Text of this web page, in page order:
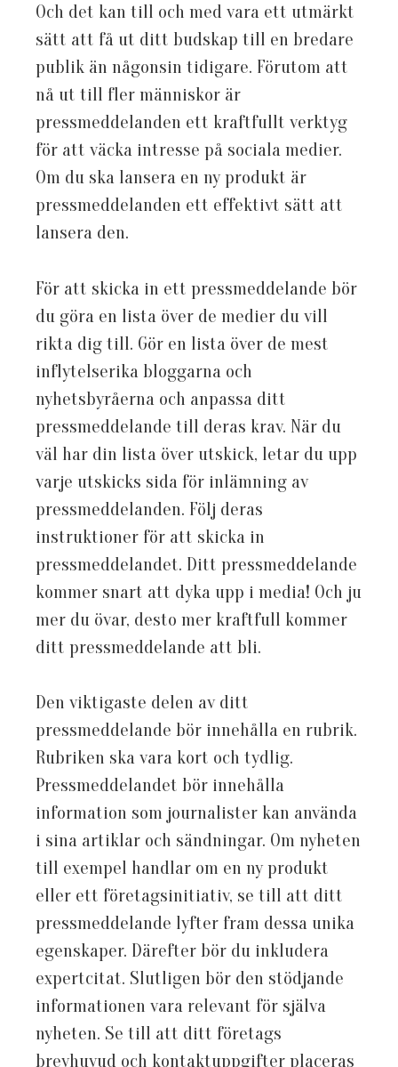
Och det kan till och med vara ett utmärkt
sätt att få ut ditt budskap till en bredare
publik än någonsin tidigare. Förutom att
nå ut till fler människor är
pressmeddelanden ett kraftfullt verktyg
för att väcka intresse på sociala medier.
Om du ska lansera en ny produkt är
pressmeddelanden ett effektivt sätt att
lansera den.
För att skicka in ett pressmeddelande bör
du göra en lista över de medier du vill
rikta dig till. Gör en lista över de mest
inflytelserika bloggarna och
nyhetsbyråerna och anpassa ditt
pressmeddelande till deras krav. När du
väl har din lista över utskick, letar du upp
varje utskicks sida för inlämning av
pressmeddelanden. Följ deras
instruktioner för att skicka in
pressmeddelandet. Ditt pressmeddelande
kommer snart att dyka upp i media! Och ju
mer du övar, desto mer kraftfull kommer
ditt pressmeddelande att bli.
Den viktigaste delen av ditt
pressmeddelande bör innehålla en rubrik.
Rubriken ska vara kort och tydlig.
Pressmeddelandet bör innehålla
information som journalister kan använda
i sina artiklar och sändningar. Om nyheten
till exempel handlar om en ny produkt
eller ett företagsinitiativ, se till att ditt
pressmeddelande lyfter fram dessa unika
egenskaper. Därefter bör du inkludera
expertcitat. Slutligen bör den stödjande
informationen vara relevant för själva
nyheten. Se till att ditt företags
brevhuvud och kontaktuppgifter placeras